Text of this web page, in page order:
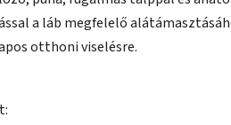
a láb megfelelő
otthoni viselésre.